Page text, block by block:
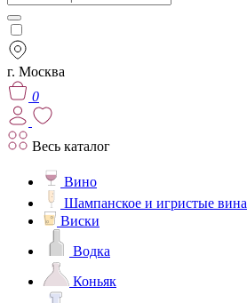
г. Москва
0
Весь каталог
Вино
Шампанское и игристые вина
Виски
Водка
Коньяк